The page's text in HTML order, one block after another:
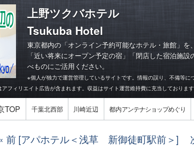
上野ツクバホテル
Tsukuba Hotel
東京都内の「オンライン予約可能なホテル・旅館」を
「近い将来にオープン予定の宿」「閉店した宿泊施設
べものにご活用ください。
※個人が独力で運営管理しているサイトです。情報の誤り、不備等に
フィリエイト広告が含まれます。収益はサイト運営維持費に充当しております
TOP 千葉北西部 川崎近辺 都内アンテナショップめぐり
前 [アパホテル＜浅草 新御徒町駅前＞]